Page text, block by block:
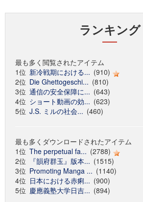
ランキング
最も多く閲覧されたアイテム
1位 新冷戦期における... (910)
2位 Die Ghettogeschi... (810)
3位 通信の安全保障に... (643)
4位 ショート動画の効... (623)
5位 J.S. ミルの社会... (460)
最も多くダウンロードされたアイテム
1位 The perpetual fa... (2788)
2位
『韻府群玉』版本... (1515)
3位 Promoting Manga ... (1140)
4位 日本における赤痢... (900)
5位 慶應義塾大学日吉... (894)